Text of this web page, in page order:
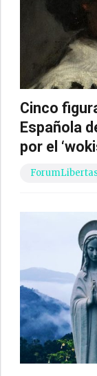
Cinco
Española
por el